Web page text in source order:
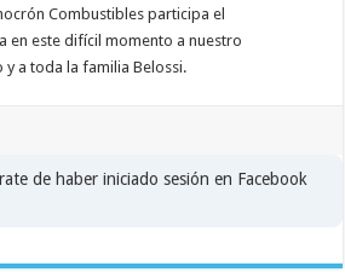
Combustibles participa el
en este difícil momento a nuestro
a toda la familia Belossi.
de haber iniciado sesión en Facebook